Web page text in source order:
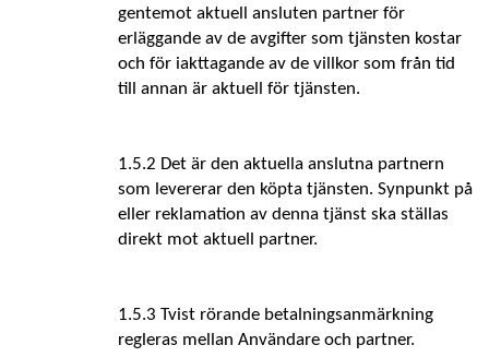
gentemot aktuell ansluten partner för
erläggande av de avgifter som tjänsten kostar
och för iakttagande av de villkor som från tid
till annan är aktuell för tjänsten.
1.5.2 Det är den aktuella anslutna partnern
som levererar den köpta tjänsten. Synpunkt på
eller reklamation av denna tjänst ska ställas
direkt mot aktuell partner.
1.5.3 Tvist rörande betalningsanmärkning
regleras mellan Användare och partner.